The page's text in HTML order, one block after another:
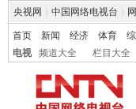
央视网 中国网络电视台
首页 新闻 经济 体育
电视
频道大全 栏目大全